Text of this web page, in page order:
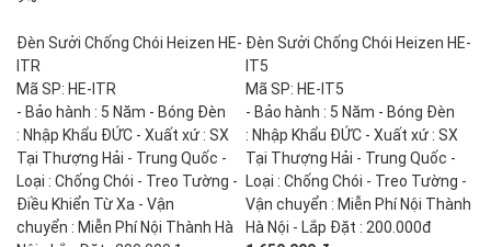
Đèn Sưởi Chống Chói Heizen HE-
ITR
Mã SP: HE-ITR
- Bảo hành : 5 Năm - Bóng Đèn
: Nhập Khẩu ĐỨC - Xuất xứ : SX
Tại Thượng Hải - Trung Quốc -
Loại : Chống Chói - Treo Tường -
Điều Khiển Từ Xa - Vận
chuyển : Miễn Phí Nội Thành Hà
Đèn Sưởi Chống Chói Heizen HE-
IT5
Mã SP: HE-IT5
- Bảo hành : 5 Năm - Bóng Đèn
: Nhập Khẩu ĐỨC - Xuất xứ : SX
Tại Thượng Hải - Trung Quốc -
Loại : Chống Chói - Treo Tường -
Vận chuyển : Miễn Phí Nội Thành
Hà Nội - Lắp Đặt : 200.000đ